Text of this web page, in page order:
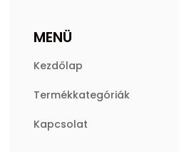
MENÜ
Kezdőlap
Termékkategóriák
Kapcsolat